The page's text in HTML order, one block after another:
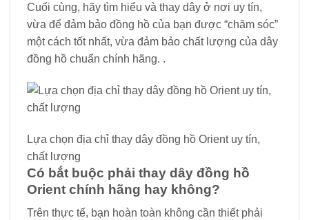
Cuối cùng, hãy tìm hiểu và thay dây ở nơi uy tín,
vừa để đảm bảo đồng hồ của bạn được “chăm sóc”
một cách tốt nhất, vừa đảm bảo chất lượng của dây
đồng hồ chuẩn chính hãng. .
Lựa chọn địa chỉ thay dây đồng hồ Orient uy tín,
chất lượng
Có bắt buộc phải thay dây đồng hồ
Orient chính hãng hay không?
Trên thực tế, bạn hoàn toàn không cần thiết phải